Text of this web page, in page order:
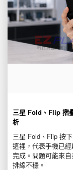
三星 Fold、Flip 摺
析
三星 Fold、Flip 按
這裡，代表手機已
完成。問題可能來
排線不穩。